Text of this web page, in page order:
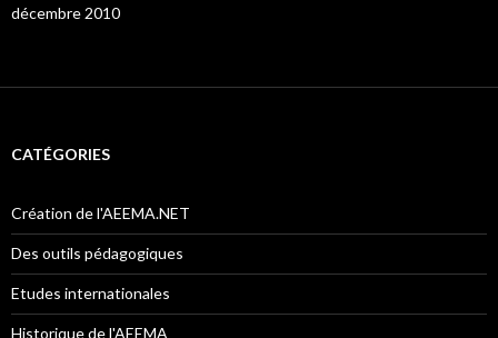
décembre 2010
CATÉGORIES
Création de l'AEEMA.NET
Des outils pédagogiques
Etudes internationales
Historique de l'AEEMA